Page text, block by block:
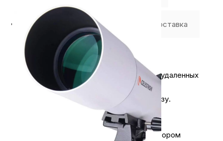
Где купить Оплата Доставка
Профессиональная линза
Чтобы обеспечить четкую видимость удаленных
объектов, телескоп использует
профессиональную двустороннюю линзу.
Большой комплект окуляров
Телескоп поставляется с широким набором